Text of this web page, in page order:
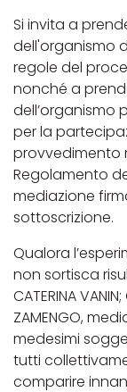
Si invita a
dell'organismo
regole del
nonché a
dell’organismo
per la
provvedimento
Regolamento
mediazione
sottoscrizione.
Qualora
non sortisca
CATERINA
ZAMENGO,
medesimi
tutti
comparire